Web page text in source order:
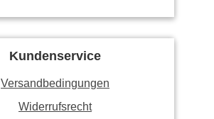
Kundenservice
Versandbedingungen
Widerrufsrecht